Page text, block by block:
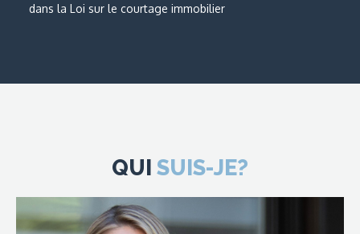
dans la Loi sur le courtage immobilier
QUI SUIS-JE?